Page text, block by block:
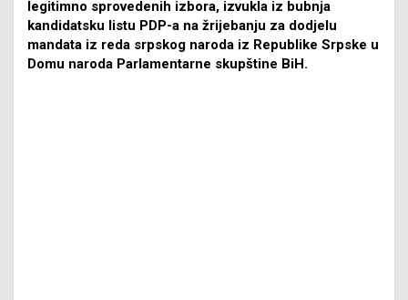
legitimno sprovedenih izbora, izvukla iz bubnja
kandidatsku listu PDP-a na žrijebanju za dodjelu
mandata iz reda srpskog naroda iz Republike Srpske u
Domu naroda Parlamentarne skupštine BiH.